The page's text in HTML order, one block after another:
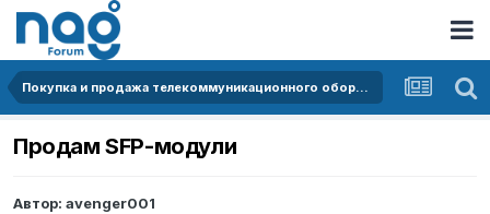
Покупка и продажа телекоммуникационного оборудования
Продам SFP-модули
Автор: avenger001